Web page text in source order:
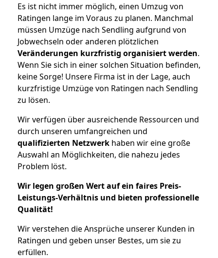
Es ist nicht immer möglich, einen Umzug von
Ratingen lange im Voraus zu planen. Manchmal
müssen Umzüge nach Sendling aufgrund von
Jobwechseln oder anderen plötzlichen
Veränderungen kurzfristig organisiert werden.
Wenn Sie sich in einer solchen Situation befinden,
keine Sorge! Unsere Firma ist in der Lage, auch
kurzfristige Umzüge von Ratingen nach Sendling
zu lösen.
Wir verfügen über ausreichende Ressourcen und
durch unseren umfangreichen und
qualifizierten Netzwerk haben wir eine große
Auswahl an Möglichkeiten, die nahezu jedes
Problem löst.
Wir legen großen Wert auf ein faires Preis-
Leistungs-Verhältnis und bieten professionelle
Qualität!
Wir verstehen die Ansprüche unserer Kunden in
Ratingen und geben unser Bestes, um sie zu
erfüllen.